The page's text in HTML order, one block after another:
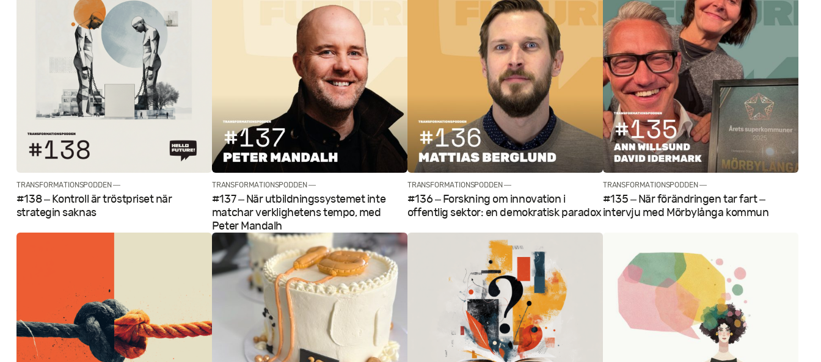
TRANSFORMATIONSPODDEN —
#138 – Kontroll är tröstpriset när
strategin saknas
TRANSFORMATIONSPODDEN —
#137 – När utbildningssystemet inte
matchar verklighetens tempo, med
Peter Mandalh
TRANSFORMATIONSPODDEN —
#136 – Forskning om innovation i
offentlig sektor: en demokratisk paradox
TRANSFORMATIONSPODDEN —
#135 – När förändringen tar fart –
intervju med Mörbylånga kommun